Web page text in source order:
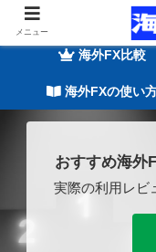
海外FXの基礎知
海外FX比較
海外FXの使い
おすすめ海外
実際の利用レビ
メニュー